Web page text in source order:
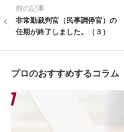
前の記事
非常勤裁判官（民事調停官）の
任期が終了しました。（３）
プロのおすすめするコラム